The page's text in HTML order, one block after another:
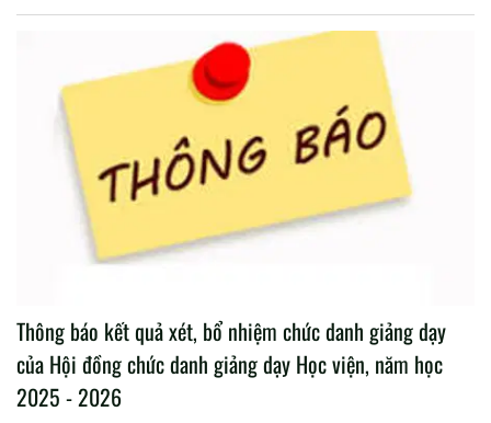
Thông báo kết quả xét, bổ nhiệm chức danh giảng dạy
của Hội đồng chức danh giảng dạy Học viện, năm học
2025 - 2026